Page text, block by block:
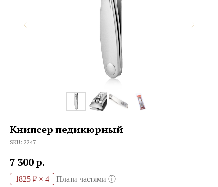
Книпсер педикюрный
SKU: 2247
7 300р.
1825 ₽ × 4 Плати частями ⓘ